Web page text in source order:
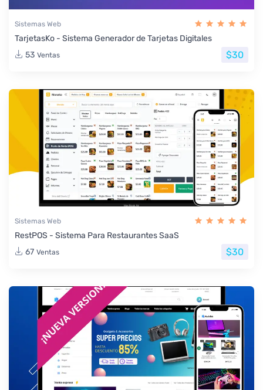
Sistemas Web
TarjetasKo - Sistema Generador de Tarjetas Digitales
53 Ventas $30
Sistemas Web
RestPOS - Sistema Para Restaurantes SaaS
67 Ventas $30